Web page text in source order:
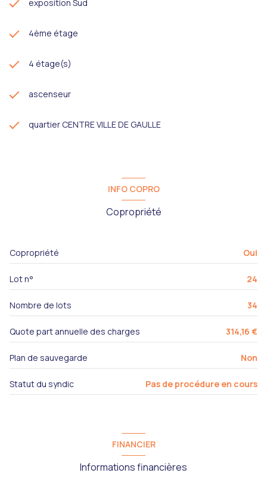
exposition Sud
4ème étage
4 étage(s)
ascenseur
quartier CENTRE VILLE DE GAULLE
INFO COPRO
Copropriété
Copropriété Oui
Lot n° 24
Nombre de lots 34
Quote part annuelle des charges 314,16 €
Plan de sauvegarde Non
Statut du syndic Pas de procédure en cours
FINANCIER
Informations financières